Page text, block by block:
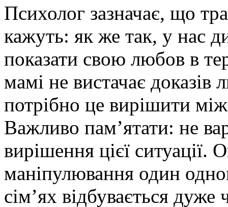
Психолог зазначає, що
кажуть: як же так, у нас
показати свою любов в
мамі не вистачає доказів
потрібно це вирішити
Важливо пам’ятати: не
вирішення цієї
маніпулювання один
сім’ях відбувається дуже